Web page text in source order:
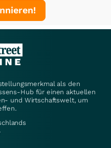
als den
Hub für einen aktuellen
und Wirtschaftswelt, um